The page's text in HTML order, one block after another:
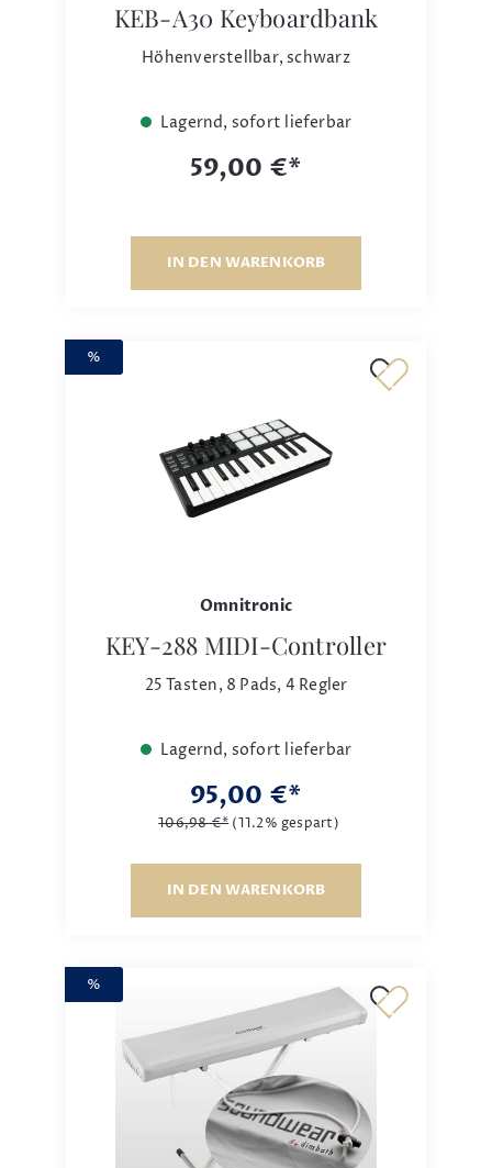
KEB-A30 Keyboardbank
Höhenverstellbar, schwarz
Lagernd, sofort lieferbar
59,00 €*
IN DEN WARENKORB
%
Omnitronic
KEY-288 MIDI-Controller
25 Tasten, 8 Pads, 4 Regler
Lagernd, sofort lieferbar
95,00 €*
106,98 €* (11.2% gespart)
IN DEN WARENKORB
%